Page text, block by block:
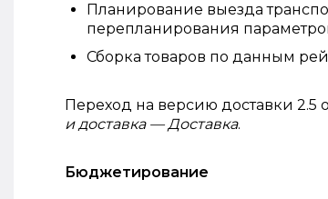
Планирование выезда
перепланирования
Сборка товаров по данным
Переход на версию доставки 2.5
и доставка — Доставка.
Бюджетирование